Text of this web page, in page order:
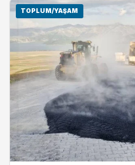
TOPLUM/YAŞAM